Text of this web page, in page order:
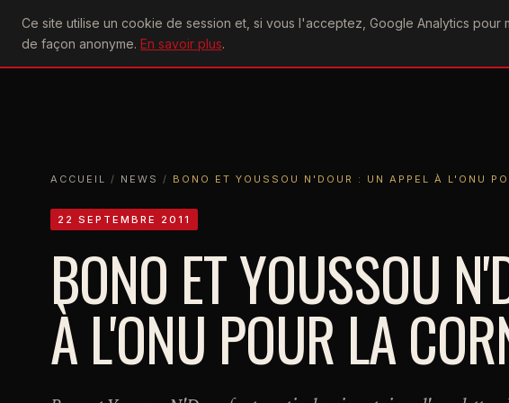
Ce site utilise un cookie de session et, si vous l'acceptez, Google Analytics pour
de façon anonyme. En savoir plus.
U2achtung
ACCUEIL
ACTU CONCERTS DISCOGRAPHIE
ACCUEIL / NEWS / BONO ET YOUSSOU N'DOUR : UN APPEL À L'ONU
22 SEPTEMBRE 2011
BONO ET YOUSSOU
À L'ONU POUR LA